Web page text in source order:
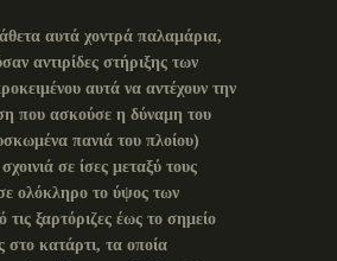
αυτά χοντρά παλαμάρια,
αντιρίδες στήριξης των
αυτά να αντέχουν την
που ασκούσε η δύναμη του
πανιά του πλοίου)
σε ίσες μεταξύ τους
ολόκληρο το ύψος των
τις ξαρτόριζες έως το σημείο
στο κατάρτι, τα οποία